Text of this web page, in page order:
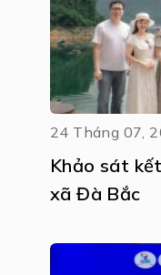
24 Tháng 07,
Khảo sát
xã Đà Bắc